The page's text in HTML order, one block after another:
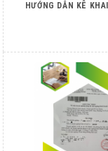
HƯỚNG DẪN KÊ